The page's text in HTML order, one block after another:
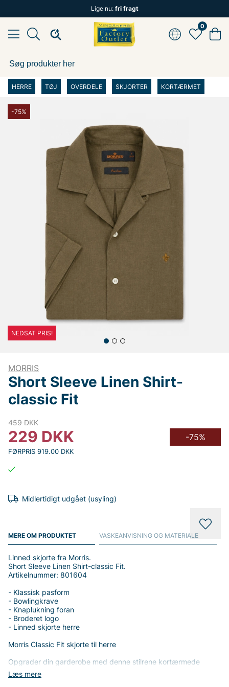
Lige nu: fri fragt
0
HERRE TØJ OVERDELE SKJORTER KORTÆRMET
-75%
NEDSAT PRIS!
MORRIS
Short Sleeve Linen Shirt-
classic Fit
459DKK
229 DKK
FØRPRIS 919.00 DKK
-75%
Midlertidigt udgået (usyling)
MERE OM PRODUKTET
Læs mere
Linned skjorte fra Morris.
Short Sleeve Linen Shirt-classic Fit.
Artikelnummer: 801604
- Klassisk pasform
- Bowlingkrave
- Knaplukning foran
- Broderet logo
- Linned skjorte herre
Morris Classic Fit skjorte til herre
Opgrader din garderobe med denne stilrene kortærmede
skjorte fra Morris, designet til den moderne mand, som
værdsætter både stil og komfort. Med en klassisk pasform og
VASKEANVISNING OG MATERIALE